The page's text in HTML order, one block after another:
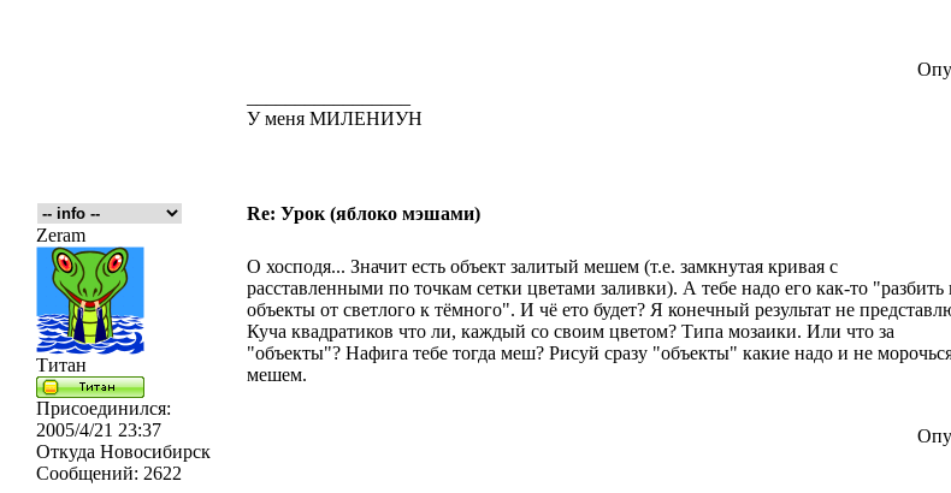
У меня МИЛЕНИУН
Re: Урок (яблоко мэшами)
Zeram
Титан
Присоединился:
2005/4/21 23:37
Откуда Новосибирск
Сообщений: 2622
О хосподя... Значит есть объект залитый мешем (т.е. замкнутая кривая с
расставленными по точкам сетки цветами заливки). А тебе надо его как-то "разбить
объекты от светлого к тёмного". И чё ето будет? Я конечный результат не
Куча квадратиков что ли, каждый со своим цветом? Типа мозаики. Или что за
"объекты"? Нафига тебе тогда меш? Рисуй сразу "объекты" какие надо и не
мешем.